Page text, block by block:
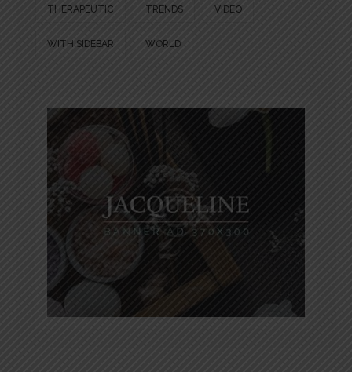
THERAPEUTIC TRENDS VIDEO
WITH SIDEBAR WORLD